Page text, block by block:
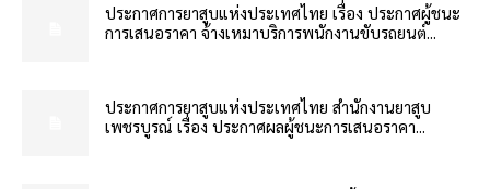
ประกาศการยาสูบแห่งประเทศไทย เรื่อง ประกาศผู้ชนะ
การเสนอราคา จ้างเหมาบริการพนักงานขับรถยนต์...
ประกาศการยาสูบแห่งประเทศไทย สำนักงานยาสูบ
เพชรบูรณ์ เรื่อง ประกาศผลผู้ชนะการเสนอราคา...